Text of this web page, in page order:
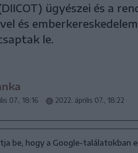
ügyészei és a
és
le.
07., 18:16 2022. április 07., 18:22
be, hogy a Google-találatokban